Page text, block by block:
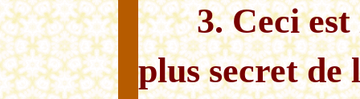
3. Ceci
plus secret